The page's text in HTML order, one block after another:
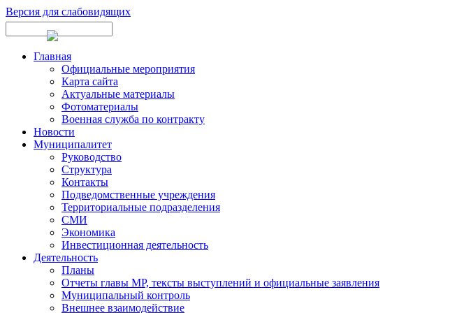
Версия для слабовидящих
Главная
Официальные мероприятия
Карта сайта
Актуальные материалы
Фотоматериалы
Военная служба по контракту
Новости
Муниципалитет
Руководство
Структура
Контакты
Подведомственные учреждения
Территориальные подразделения
СМИ
Экономика
Инвестиционная деятельность
Деятельность
Планы
Отчеты главы МР, тексты выступлений и официальные заявления
Муниципальный контроль
Внешнее взаимодействие